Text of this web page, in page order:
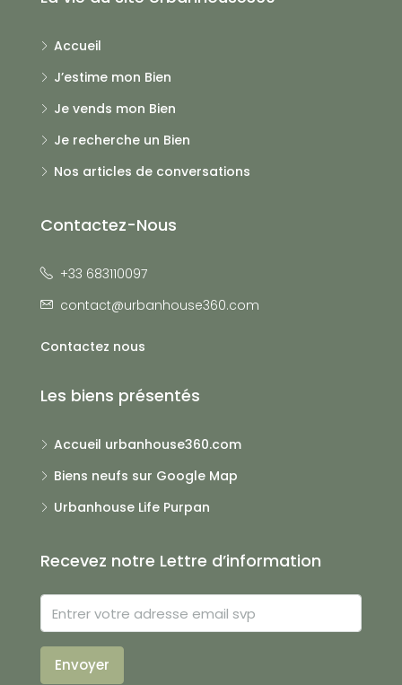
Accueil
J’estime mon Bien
Je vends mon Bien
Je recherche un Bien
Nos articles de conversations
Contactez-Nous
+33 683110097
contact@urbanhouse360.com
Contactez nous
Les biens présentés
Accueil urbanhouse360.com
Biens neufs sur Google Map
Urbanhouse Life Purpan
Recevez notre Lettre d’information
Envoyer